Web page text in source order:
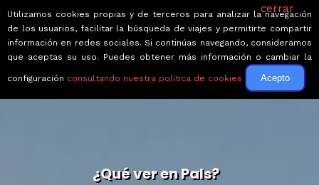
¿Qué ver en Pals?
cerrar
Utilizamos cookies propias y de terceros para analizar la navegación
de los usuarios, facilitar la búsqueda de viajes y permitirte compartir
información en redes sociales. Si continúas navegando, consideramos
que aceptas su uso. Puedes obtener más información o cambiar la
configuración consultando nuestra política de cookies Acepto